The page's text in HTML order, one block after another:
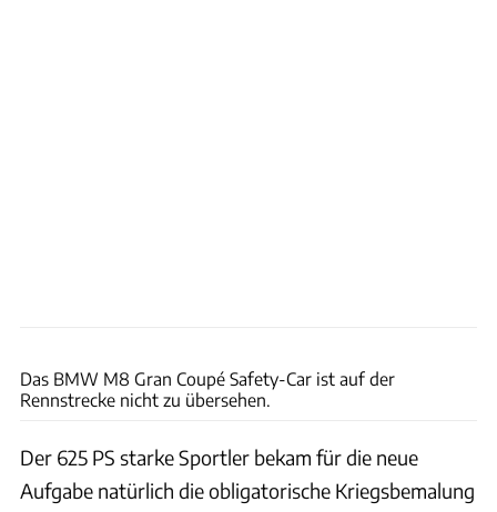
Das BMW M8 Gran Coupé Safety-Car ist auf der
Rennstrecke nicht zu übersehen.
Der 625 PS starke Sportler bekam für die neue
Aufgabe natürlich die obligatorische Kriegsbemalung